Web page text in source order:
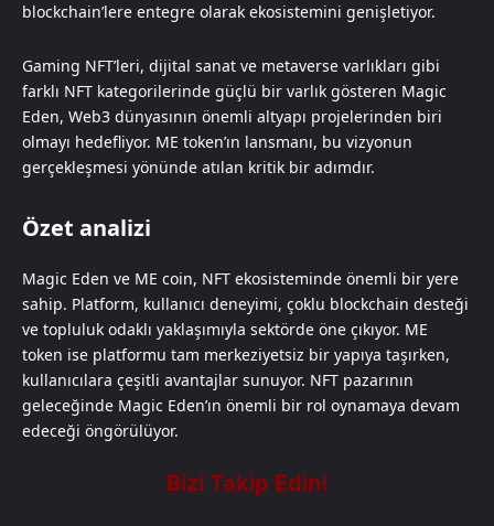
blockchain’lere entegre olarak ekosistemini genişletiyor.
Gaming NFT’leri, dijital sanat ve metaverse varlıkları gibi
farklı NFT kategorilerinde güçlü bir varlık gösteren Magic
Eden, Web3 dünyasının önemli altyapı projelerinden biri
olmayı hedefliyor. ME token’ın lansmanı, bu vizyonun
gerçekleşmesi yönünde atılan kritik bir adımdır.
Özet analizi
Magic Eden ve ME coin, NFT ekosisteminde önemli bir yere
sahip. Platform, kullanıcı deneyimi, çoklu blockchain desteği
ve topluluk odaklı yaklaşımıyla sektörde öne çıkıyor. ME
token ise platformu tam merkeziyetsiz bir yapıya taşırken,
kullanıcılara çeşitli avantajlar sunuyor. NFT pazarının
geleceğinde Magic Eden’ın önemli bir rol oynamaya devam
edeceği öngörülüyor.​​​​​​​​​​​​​​​​